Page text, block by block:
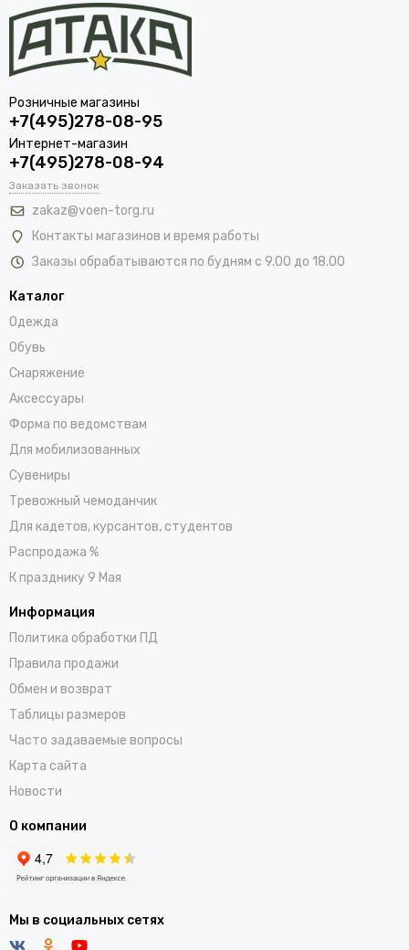
Розничные магазины
+7(495)278-08-95
Интернет-магазин
+7(495)278-08-94
Заказать звонок
zakaz@voen-torg.ru
Контакты магазинов и время работы
Заказы обрабатываются по будням с 9.00 до 18.00
Каталог
Одежда
Обувь
Снаряжение
Аксессуары
Форма по ведомствам
Для мобилизованных
Сувениры
Тревожный чемоданчик
Для кадетов, курсантов, студентов
Распродажа %
К празднику 9 Мая
Информация
Политика обработки ПД
Правила продажи
Обмен и возврат
Таблицы размеров
Часто задаваемые вопросы
Карта сайта
Новости
О компании
Мы в социальных сетях